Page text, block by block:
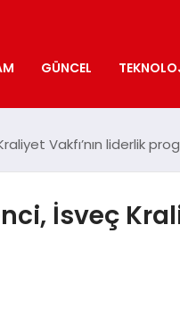
GÜNCEL
Vakfı’nın liderlik
İsveç